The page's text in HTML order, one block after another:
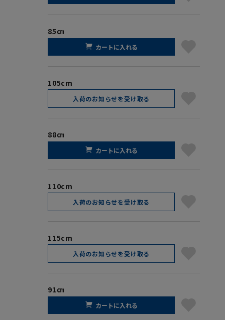
85㎝
カートに入れる
105cm
入荷のお知らせを受け取る
88㎝
カートに入れる
110cm
入荷のお知らせを受け取る
115cm
入荷のお知らせを受け取る
91㎝
カートに入れる